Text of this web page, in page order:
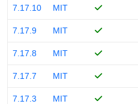
7.17.10 MIT
7.17.9 MIT
7.17.8 MIT
7.17.7 MIT
7.17.3 MIT